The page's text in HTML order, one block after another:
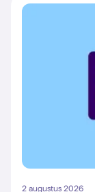
2 augustus 2026